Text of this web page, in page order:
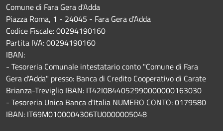
Comune di Fara Gera d'Adda
Piazza Roma, 1 - 24045 - Fara Gera d'Adda
Codice Fiscale: 00294190160
Partita IVA: 00294190160
IBAN:
- Tesoreria Comunale intestatario conto "Comune di Fara
Gera d'Adda" presso: Banca di Credito Cooperativo di Carate
Brianza-Treviglio IBAN: IT42I0844052990000000163030
- Tesoreria Unica Banca d'Italia NUMERO CONTO: 0179580
IBAN: IT69M0100004306TU0000005048